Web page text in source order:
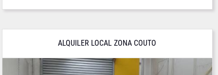
ALQUILER LOCAL ZONA COUTO